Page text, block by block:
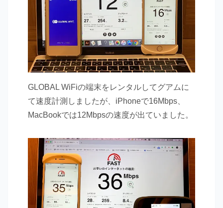
GLOBAL WiFiの端末をレンタルしてグアムに
て速度計測しましたが、iPhoneで16Mbps、
MacBookでは12Mbpsの速度が出ていました。